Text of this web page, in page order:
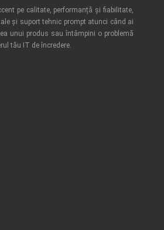
pe calitate, performanță și fiabilitate,
și suport tehnic prompt atunci când ai
unui produs sau întâmpini o problemă
tău IT de încredere.